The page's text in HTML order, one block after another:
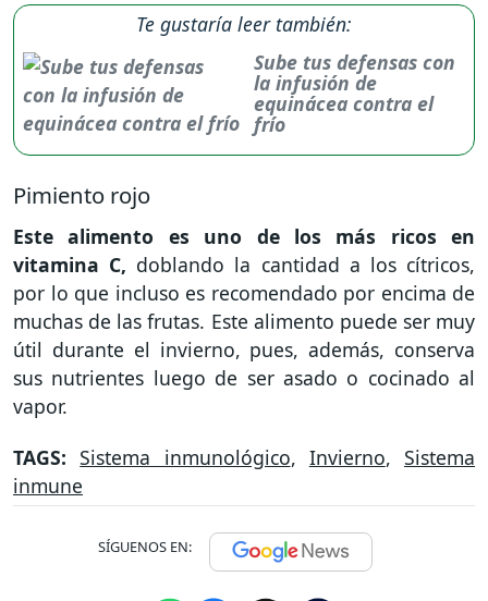
Te gustaría leer también:
Sube tus defensas con
la infusión de
equinácea contra el
frío
Pimiento rojo
Este alimento es uno de los más ricos en
vitamina C, doblando la cantidad a los cítricos,
por lo que incluso es recomendado por encima de
muchas de las frutas. Este alimento puede ser muy
útil durante el invierno, pues, además, conserva
sus nutrientes luego de ser asado o cocinado al
vapor.
TAGS:Sistema inmunológico, Invierno, Sistema
inmune
SÍGUENOS EN: